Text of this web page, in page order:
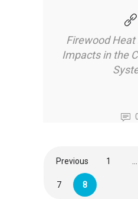
Firewood
Impacts in the
Previous 1
7 8